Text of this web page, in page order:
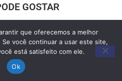
GOSTAR
que oferecemos a melhor
você continuar a usar este site,
está satisfeito com ele.
Ok